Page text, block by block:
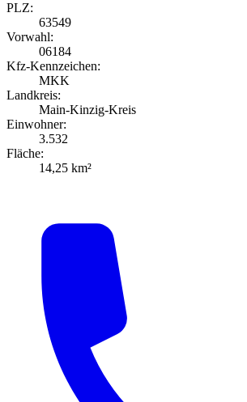
PLZ:
63549
Vorwahl:
06184
Kfz-Kennzeichen:
MKK
Landkreis:
Main-Kinzig-Kreis
Einwohner:
3.532
Fläche:
14,25 km²